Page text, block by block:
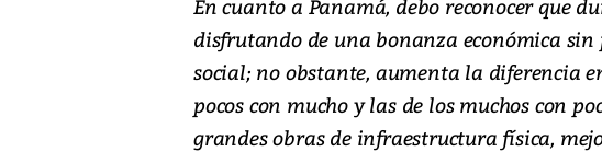
En cuanto a Panamá, debo reconocer que
disfrutando de una bonanza económica
social; no obstante, aumenta la diferencia
pocos con mucho y las de los muchos con
grandes obras de infraestructura física,